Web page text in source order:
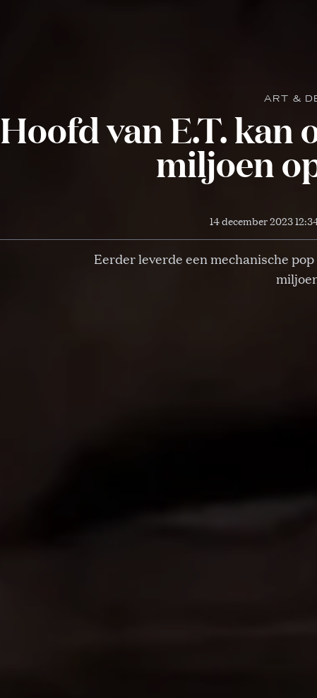
ART &
Hoofd van E.T. kan
miljoen
14 december 2023
Eerder leverde een mechanische